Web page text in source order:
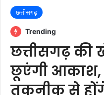
छत्तीसगढ़
Trending
छत्तीसगढ़ की
छूएंगी
तकनीक से